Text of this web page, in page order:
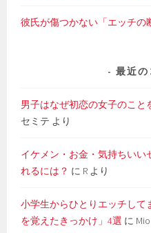
彼氏が傷つかない「エッチの
最近の
男子はなぜ初恋の女子のこと
セミテ より
イケメン・お金・気持ちいい
れるには？ に R より
小学生からひとりエッチして
を覚えたきっかけ」4選 に Mio